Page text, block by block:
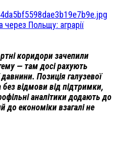
через Польщу: аграрії
коридори зачепили
— там досі рахують
Позиція галузевої
без відмови від підтримки,
аналітики додають до
економіки взагалі не